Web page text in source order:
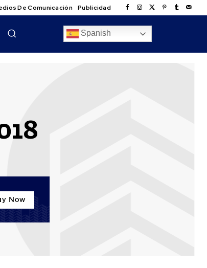
De Comunicación Publicidad
Spanish